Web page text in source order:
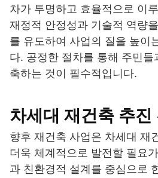
차가 투명하고 효율적으로 이
재정적 안정성과 기술적 역량
를 유도하여 사업의 질을 높이
다. 공정한 절차를 통해 주민들
축하는 것이 필수적입니다.
차세대 재건축 추진
향후 재건축 사업은 차세대 재
더욱 체계적으로 발전할 필요
과 친환경적 설계를 중심으로